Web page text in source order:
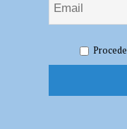
Primogenita d’Italia”, a
piacentinità per me è un
“Piacenza